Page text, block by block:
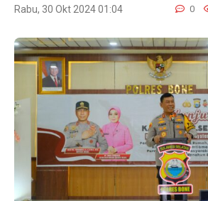
Rabu, 30 Okt 2024 01:04 0